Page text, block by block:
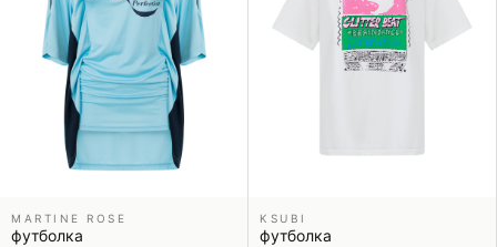
MARTINE ROSE
футболка
KSUBI
футболка